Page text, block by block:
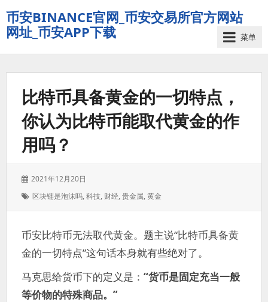
币安BINANCE官网_币安交易所官方网站
网址_币安APP下载
菜单
比特币具备黄金的一切特点，
你认为比特币能取代黄金的作
用吗？
发
于：
2021年12月20日
标
区块链是泡沫吗,科技, 财经,贵金属,黄金
币安比特币无法取代黄金。题主说“比特币具备黄
金的一切特点”这句话本身就有些绝对了。
马克思给货币下的定义是： “货币是固定充当一般
等价物的特殊商品。”